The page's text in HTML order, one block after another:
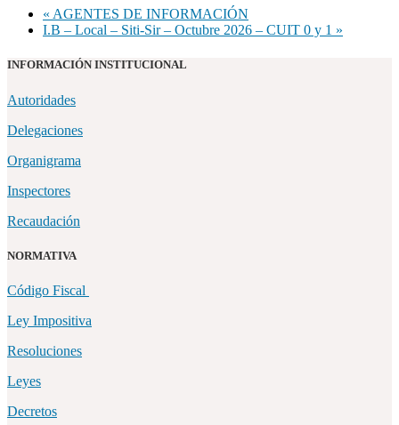
« AGENTES DE INFORMACIÓN
I.B – Local – Siti-Sir – Octubre 2026 – CUIT 0 y 1 »
INFORMACIÓN INSTITUCIONAL
Autoridades
Delegaciones
Organigrama
Inspectores
Recaudación
NORMATIVA
Código Fiscal
Ley Impositiva
Resoluciones
Leyes
Decretos